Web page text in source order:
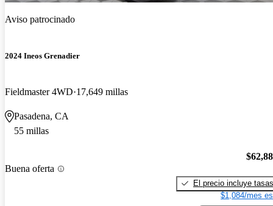
Aviso patrocinado
2024 Ineos Grenadier
Fieldmaster 4WD 17,649 millas
Pasadena, CA
55 millas
Buena oferta
El precio incluye tasas
$1,084/mes